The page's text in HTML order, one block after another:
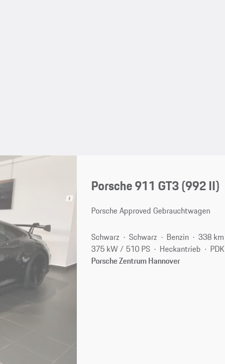
Porsche 911 GT3(992 II)
Porsche Approved Gebrauchtwagen
Schwarz Schwarz Benzin 338 km
375 kW / 510 PS
Heckantrieb
Porsche Zentrum Hannover